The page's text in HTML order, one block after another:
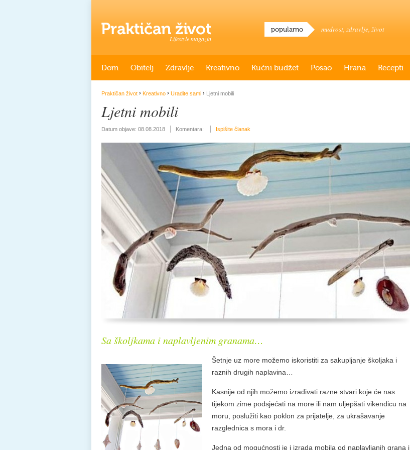
Lifestyle magazin
popularno mudrost, zdravlje, život
Dom Obitelj Zdravlje Kreativno Kućni budžet Posao Hrana Recepti
Praktičan život › Kreativno › Uradite sami › Ljetni mobili
Ljetni mobili
Datum objave: 08.08.2018 Komentara: Ispišite članak
Sa školjkama i naplavljenim granama…
Šetnje uz more možemo iskoristiti za sakupljanje školjaka i
raznih drugih naplavina…
Kasnije od njih možemo izrađivati razne stvari koje će nas
tijekom zime podsjećati na more ili nam uljepšati vikendicu na
moru, poslužiti kao poklon za prijatelje, za ukrašavanje
razglednica s mora i dr.
Jedna od mogućnosti je i izrada mobila od naplavljanih grana i